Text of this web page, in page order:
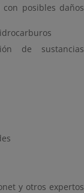
posibles daños
de sustancias
y otros expertos